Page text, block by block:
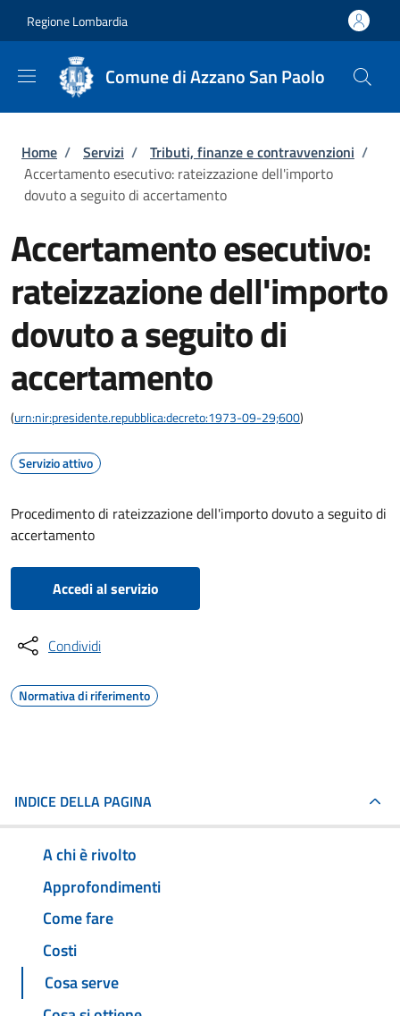
Regione Lombardia
Comune di Azzano San Paolo
Briciole di pane
Home / Servizi / Tributi, finanze e contravvenzioni /
Accertamento esecutivo: rateizzazione dell'importo
dovuto a seguito di accertamento
Accertamento esecutivo:
rateizzazione dell'importo
dovuto a seguito di
accertamento
(urn:nir:presidente.repubblica:decreto:1973-09-29;600)
Servizio attivo
Procedimento di rateizzazione dell'importo dovuto a seguito di
accertamento
Accedi al servizio
Condividi
Normativa di riferimento
INDICE DELLA PAGINA
A chi è rivolto
Approfondimenti
Come fare
Costi
Cosa serve